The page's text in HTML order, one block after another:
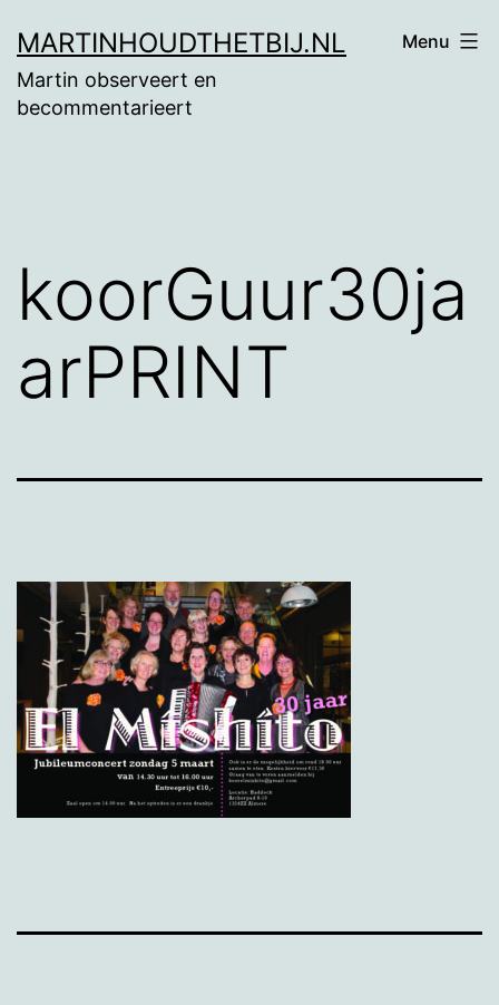
naar
de
MARTINHOUDTHETBIJ.NL
Martin observeert en
becommentarieert
Menu
koorGuur30ja
arPRINT